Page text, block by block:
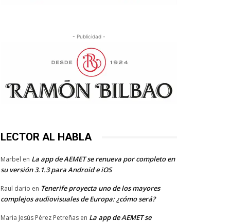
- Publicidad -
LECTOR AL HABLA
Marbel en La app de AEMET se renueva por completo en
su versión 3.1.3 para Android e iOS
Raul dario en Tenerife proyecta uno de los mayores
complejos audiovisuales de Europa: ¿cómo será?
Maria Jesús Pérez Petreñas en La app de AEMET se